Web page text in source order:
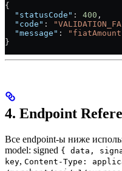
{
  "statusCode"
: 400 ,
  "code"
:
  "message"
:
}
4. Endpoint
Все endpoint-ы ниже
model: signed { data,
key, Content-Type: